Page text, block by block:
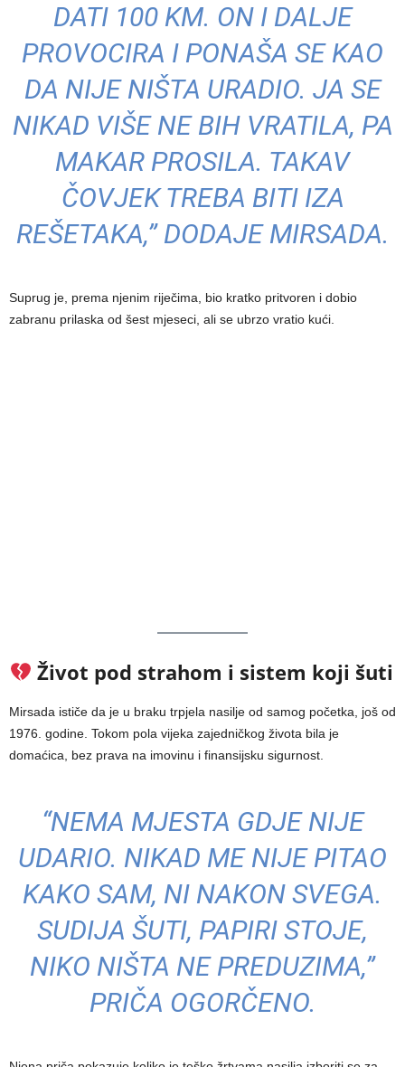
DATI 100 KM. ON I DALJE
PROVOCIRA I PONAŠA SE KAO
DA NIJE NIŠTA URADIO. JA SE
NIKAD VIŠE NE BIH VRATILA, PA
MAKAR PROSILA. TAKAV
ČOVJEK TREBA BITI IZA
REŠETAKA,” DODAJE MIRSADA.
Suprug je, prema njenim riječima, bio kratko pritvoren i dobio
zabranu prilaska od šest mjeseci, ali se ubrzo vratio kući.
Život pod strahom i sistem koji šuti
Mirsada ističe da je u braku trpjela nasilje od samog početka, još od
1976. godine. Tokom pola vijeka zajedničkog života bila je
domaćica, bez prava na imovinu i finansijsku sigurnost.
“NEMA MJESTA GDJE NIJE
UDARIO. NIKAD ME NIJE PITAO
KAKO SAM, NI NAKON SVEGA.
SUDIJA ŠUTI, PAPIRI STOJE,
NIKO NIŠTA NE PREDUZIMA,”
PRIČA OGORČENO.